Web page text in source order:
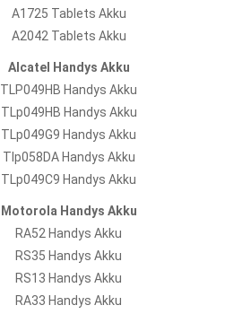
A1725 Tablets Akku
A2042 Tablets Akku
Alcatel Handys Akku
TLP049HB Handys Akku
TLp049HB Handys Akku
TLp049G9 Handys Akku
Tlp058DA Handys Akku
TLp049C9 Handys Akku
Motorola Handys Akku
RA52 Handys Akku
RS35 Handys Akku
RS13 Handys Akku
RA33 Handys Akku